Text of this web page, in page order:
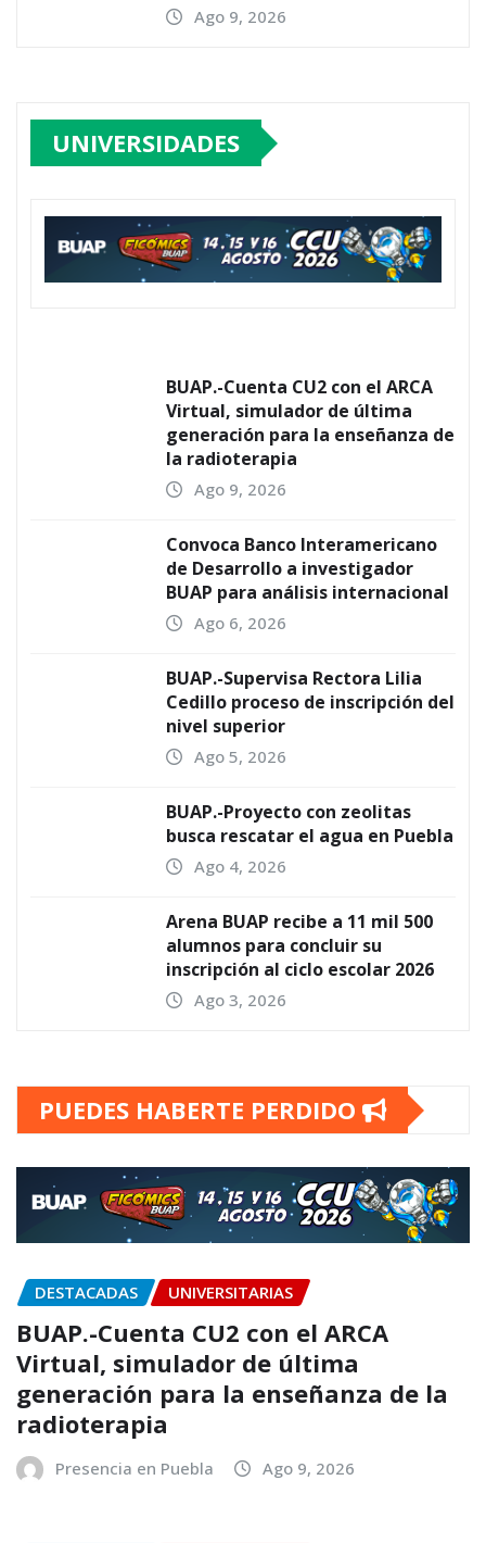
Ago 9, 2026
UNIVERSIDADES
BUAP.-Cuenta CU2 con el ARCA
Virtual, simulador de última
generación para la enseñanza de
la radioterapia
Ago 9, 2026
Convoca Banco Interamericano
de Desarrollo a investigador
BUAP para análisis internacional
Ago 6, 2026
BUAP.-Supervisa Rectora Lilia
Cedillo proceso de inscripción del
nivel superior
Ago 5, 2026
BUAP.-Proyecto con zeolitas
busca rescatar el agua en Puebla
Ago 4, 2026
Arena BUAP recibe a 11 mil 500
alumnos para concluir su
inscripción al ciclo escolar 2026
Ago 3, 2026
PUEDES HABERTE PERDIDO
DESTACADAS UNIVERSITARIAS
BUAP.-Cuenta CU2 con el ARCA
Virtual, simulador de última
generación para la enseñanza de la
radioterapia
Presencia en Puebla Ago 9, 2026